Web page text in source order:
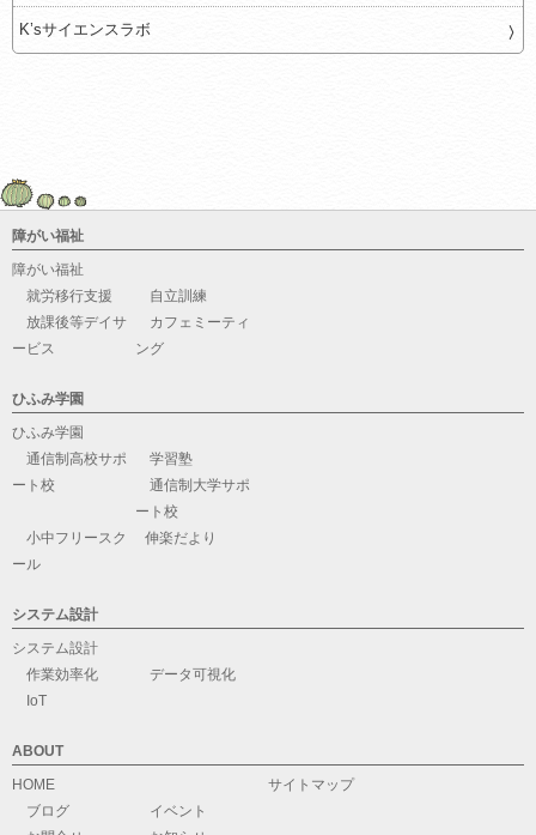
K’sサイエンスラボ
障がい福祉
障がい福祉
就労移行支援
自立訓練
放課後等デイサ
ービス
カフェミーティ
ング
ひふみ学園
ひふみ学園
通信制高校サポ
ート校
学習塾
通信制大学サポ
ート校
小中フリースク
ール
伸楽だより
システム設計
システム設計
作業効率化
データ可視化
IoT
ABOUT
HOME
ブログ
イベント
サイトマップ